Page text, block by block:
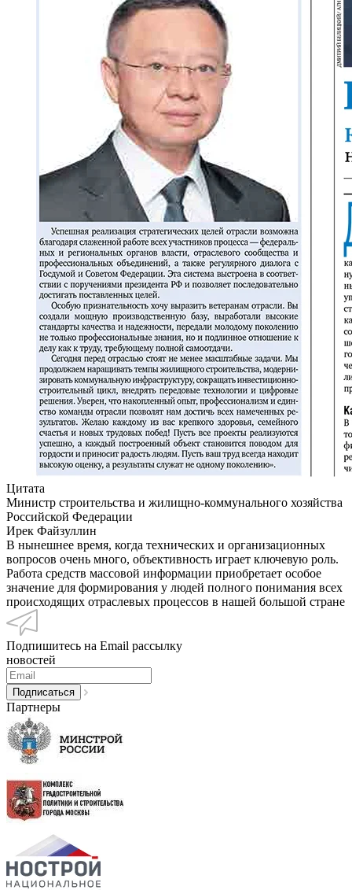
Цитата
Министр строительства и жилищно-коммунального хозяйства
Российской Федерации
Ирек Файзуллин
В нынешнее время, когда технических и организационных
вопросов очень много, объективность играет ключевую роль.
Работа средств массовой информации приобретает особое
значение для формирования у людей полного понимания всех
происходящих отраслевых процессов в нашей большой стране
Подпишитесь на Email рассылку
новостей
Партнеры